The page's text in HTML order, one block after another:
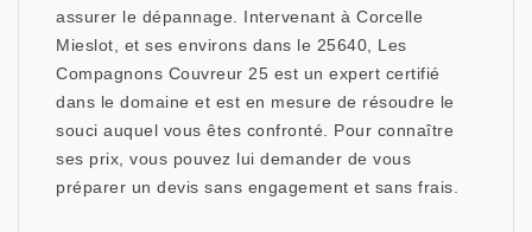
assurer le dépannage. Intervenant à Corcelle
Mieslot, et ses environs dans le 25640, Les
Compagnons Couvreur 25 est un expert certifié
dans le domaine et est en mesure de résoudre le
souci auquel vous êtes confronté. Pour connaître
ses prix, vous pouvez lui demander de vous
préparer un devis sans engagement et sans frais.